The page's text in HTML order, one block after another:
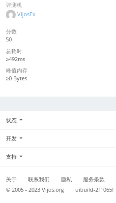
评测机
VijosEx
分数
50
总耗时
≥492ms
峰值内存
≥0 Bytes
状态
开发
支持
关于 联系我们 隐私 服务条款
© 2005 - 2023Vijos.org uibuild-2f1065f